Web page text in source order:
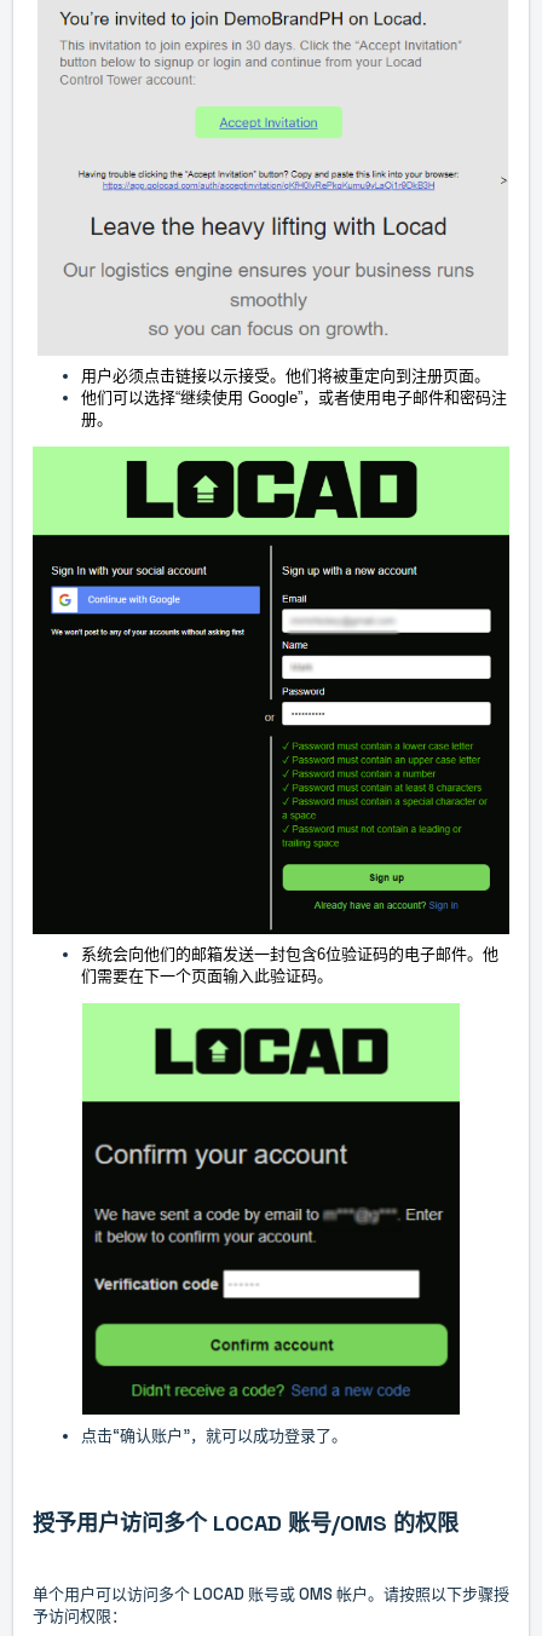
用户必须点击链接以示接受。他们将被重定向到注册页面。
他们可以选择“继续使用 Google”，或者使用电子邮件和密码注
册。
系统会向他们的邮箱发送一封包含6位验证码的电子邮件。他
们需要在下一个页面输入此验证码。
点击“确认账户”，就可以成功登录了。
授予用户访问多个 LOCAD 账号/OMS 的权限
单个用户可以访问多个 LOCAD 账号或 OMS 帐户。请按照以下步骤授
予访问权限：